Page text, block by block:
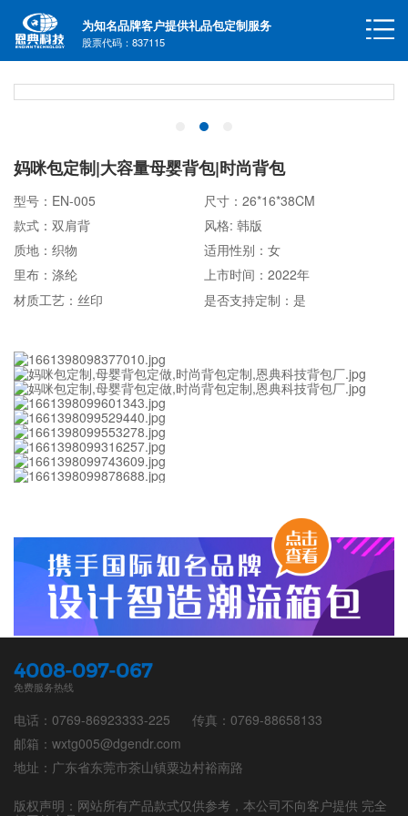
为知名品牌客户提供礼品包定制服务
股票代码：837115
妈咪包定制|大容量母婴背包|时尚背包
型号：EN-005
尺寸：26*16*38CM
款式：双肩背
风格: 韩版
质地：织物
适用性别：女
里布：涤纶
上市时间：2022年
材质工艺：丝印
是否支持定制：是
电话：0769-86923333-225
传真：0769-88658133
邮箱：wxtg005@dgendr.com
地址：广东省东莞市茶山镇粟边村裕南路
版权声明：网站所有产品款式仅供参考，本公司不向客户提供 完全
4008-097-067
免费服务热线